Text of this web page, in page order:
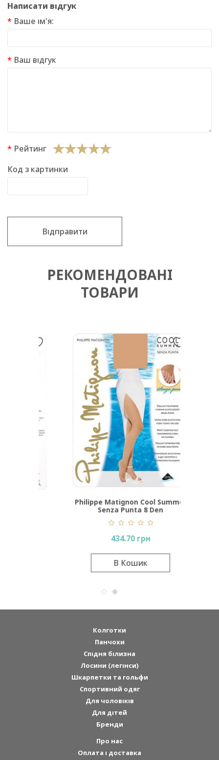
Написати відгук
Ваше ім'я:
Ваш відгук
Рейтинг
Код з картинки
Відправити
РЕКОМЕНДОВАНІ
ТОВАРИ
Philippe Matignon Cool Summer
Senza Punta 8 Den
434.70 грн
В Кошик
Колготки
Панчохи
Спідня білизна
Лосини (легінси)
Шкарпетки та гольфи
Спортивний одяг
Для чоловіків
Для дітей
Бренди
Про нас
Оплата і доставка